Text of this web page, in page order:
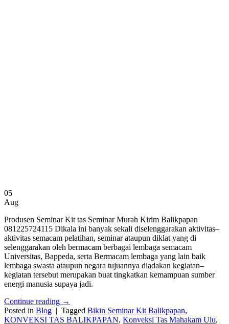
05
Aug
Produsen Seminar Kit tas Seminar Murah Kirim Balikpapan
081225724115 Dikala ini banyak sekali diselenggarakan aktivitas–
aktivitas semacam pelatihan, seminar ataupun diklat yang di
selenggarakan oleh bermacam berbagai lembaga semacam
Universitas, Bappeda, serta Bermacam lembaga yang lain baik
lembaga swasta ataupun negara tujuannya diadakan kegiatan–
kegiatan tersebut merupakan buat tingkatkan kemampuan sumber
energi manusia supaya jadi.
Continue reading →
Posted in Blog | Tagged Bikin Seminar Kit Balikpapan,
KONVEKSI TAS BALIKPAPAN, Konveksi Tas Mahakam Ulu,